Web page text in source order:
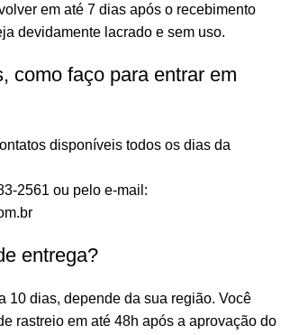
em até 7 dias após o recebimento
devidamente lacrado e sem uso.
como faço para entrar em
disponíveis todos os dias da
2561 ou pelo e-mail:
entrega?
10 dias, depende da sua região. Você
rastreio em até 48h após a aprovação do